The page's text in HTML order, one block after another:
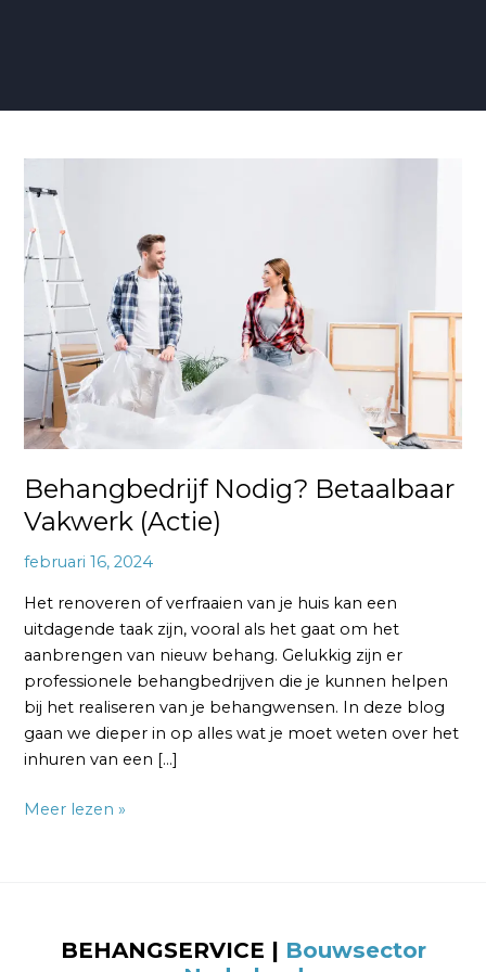
Behangbedrijf Nodig? Betaalbaar
Vakwerk (Actie)
februari 16, 2024
Het renoveren of verfraaien van je huis kan een
uitdagende taak zijn, vooral als het gaat om het
aanbrengen van nieuw behang. Gelukkig zijn er
professionele behangbedrijven die je kunnen helpen
bij het realiseren van je behangwensen. In deze blog
gaan we dieper in op alles wat je moet weten over het
inhuren van een […]
Nodig?
Betaalbaar
Vakwerk
(Actie)
Meer lezen »
BEHANGSERVICE | Bouwsector